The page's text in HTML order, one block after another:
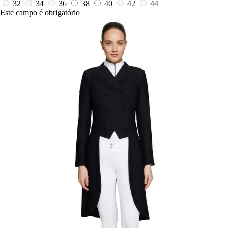
32 34 36 38 40 42
44
Este campo é obrigatório